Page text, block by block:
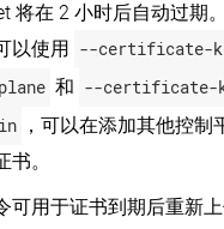
将在 2 小时后自动过期
以使用 --certificate-
和 --certificate-
，可以在添加其他控
。
可用于证书到期后重新上